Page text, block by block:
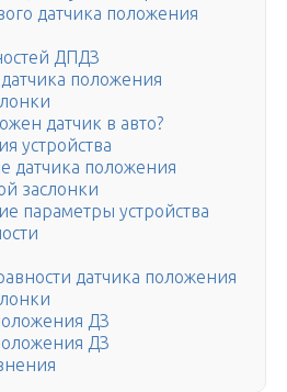
датчика положения
ДПДЗ
положения
датчик в авто?
устройства
датчика положения
заслонки
параметры устройства
датчика положения
ДЗ
ДЗ